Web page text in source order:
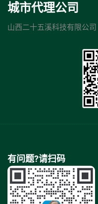
城市代理公司
山西二十五溪科技有限公司
有问题?请扫码